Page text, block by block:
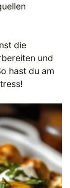
die
und
hast du am